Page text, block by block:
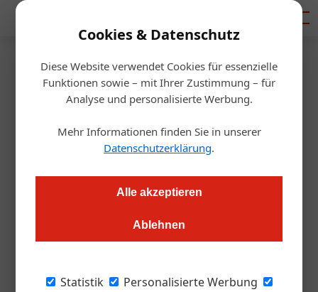
Cookies & Datenschutz
Diese Website verwendet Cookies für essenzielle
Funktionen sowie – mit Ihrer Zustimmung – für
Analyse und personalisierte Werbung.
Mehr Informationen finden Sie in unserer
Datenschutzerklärung.
Alle akzeptieren
Ablehnen
Statistik
Personalisierte Werbung
Startseite/Gastro & Hotel
Top-Gastronomen schlagen
Alarm
Österreichs Spitzen-Gastronomen formieren sich und legen
Regierung Fünf-Punkte-Plan vor: Wenn jetzt nichts